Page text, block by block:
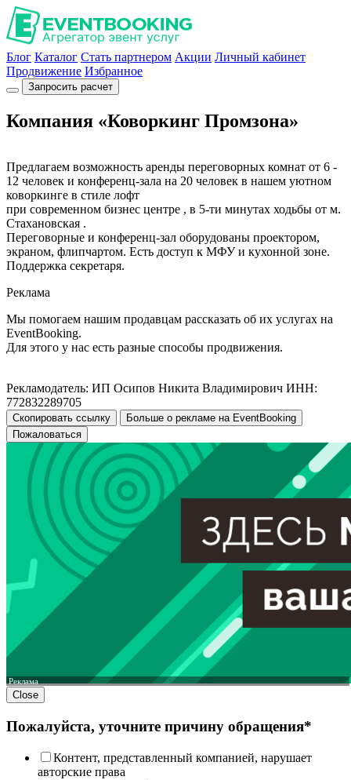
Блог Каталог Стать партнером Акции Личный кабинет
Продвижение Избранное
Запросить расчет
Компания «Коворкинг Промзона»
Предлагаем возможность аренды переговорных комнат от 6 -
12 человек и конференц-зала на 20 человек в нашем уютном
коворкинге в стиле лофт
при современном бизнес центре , в 5-ти минутах ходьбы от м.
Стахановская .
Переговорные и конференц-зал оборудованы проектором,
экраном, флипчартом. Есть доступ к МФУ и кухонной зоне.
Поддержка секретаря.
Реклама
Мы помогаем нашим продавцам рассказать об их услугах на
EventBooking.
Для этого у нас есть разные способы продвижения.
Рекламодатель: ИП Осипов Никита Владимирович ИНН:
772832289705
Скопировать ссылку
Больше о рекламе на EventBooking
Пожаловаться
Реклама
Close
Пожалуйста, уточните причину обращения*
Контент, представленный компанией, нарушает
авторские права